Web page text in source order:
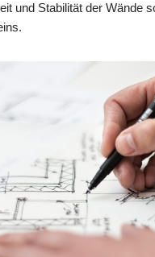
und Stabilität der Wände